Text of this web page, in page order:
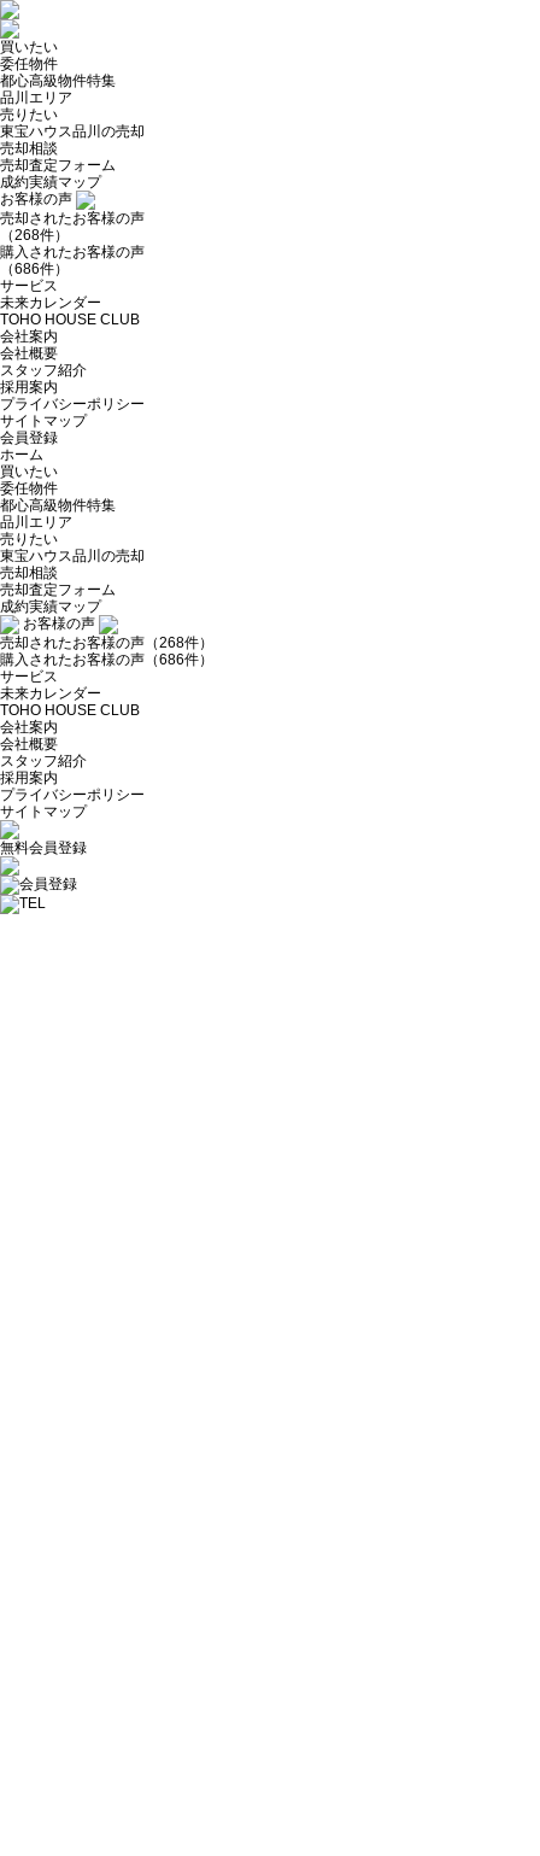
買いたい
委任物件
都心高級物件特集
品川エリア
売りたい
東宝ハウス品川の売却
売却相談
売却査定フォーム
成約実績マップ
お客様の声
売却されたお客様の声
（268件）
購入されたお客様の声
（686件）
サービス
未来カレンダー
TOHO HOUSE CLUB
会社案内
会社概要
スタッフ紹介
採用案内
プライバシーポリシー
サイトマップ
会員登録
ホーム
買いたい
委任物件
都心高級物件特集
品川エリア
売りたい
東宝ハウス品川の売却
売却相談
売却査定フォーム
成約実績マップ
お客様の声
売却されたお客様の声（268件）
購入されたお客様の声（686件）
サービス
未来カレンダー
TOHO HOUSE CLUB
会社案内
会社概要
スタッフ紹介
採用案内
プライバシーポリシー
サイトマップ
無料会員登録